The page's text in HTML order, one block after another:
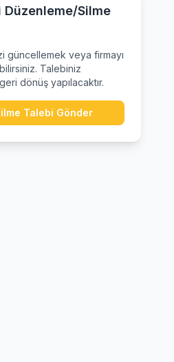
Silme
güncellemek veya firmayı
Talebiniz
dönüş yapılacaktır.
Talebi Gönder